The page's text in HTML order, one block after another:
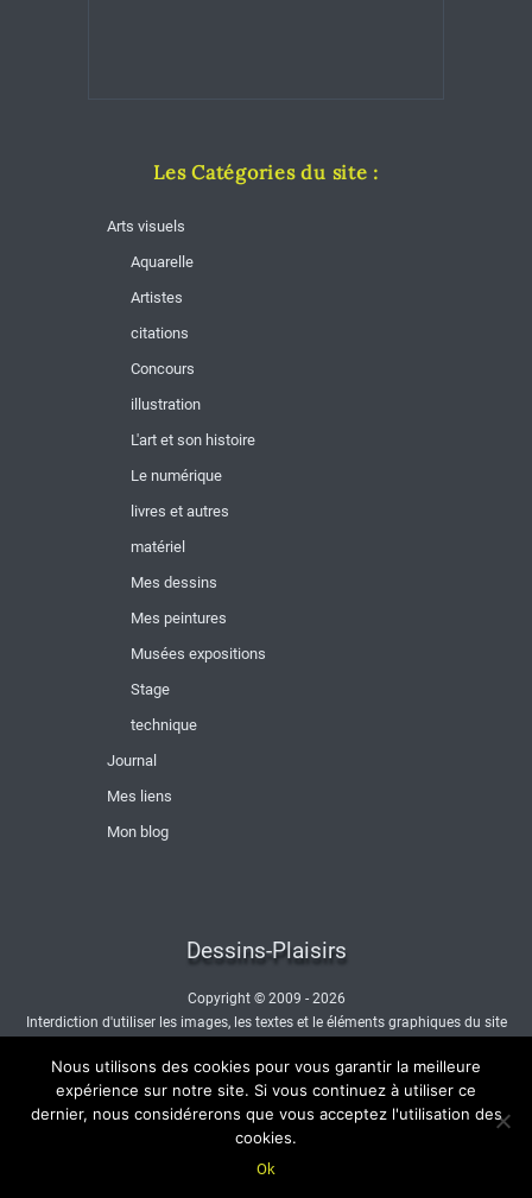
Les Catégories du site :
Arts visuels
Aquarelle
Artistes
citations
Concours
illustration
L'art et son histoire
Le numérique
livres et autres
matériel
Mes dessins
Mes peintures
Musées expositions
Stage
technique
Journal
Mes liens
Mon blog
Dessins-Plaisirs
Copyright © 2009 - 2026
Interdiction d'utiliser les images, les textes et le éléments graphiques du site
- Nous contacter -
Nous utilisons des cookies pour vous garantir la meilleure
expérience sur notre site. Si vous continuez à utiliser ce
dernier, nous considérerons que vous acceptez l'utilisation des
cookies.
Ok